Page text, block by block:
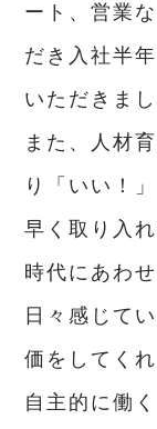
ート、営業
だき入社半
いただきまし
また、人材
り「いい！
早く取り入れ
時代にあわ
日々感じて
価をしてく
自主的に働